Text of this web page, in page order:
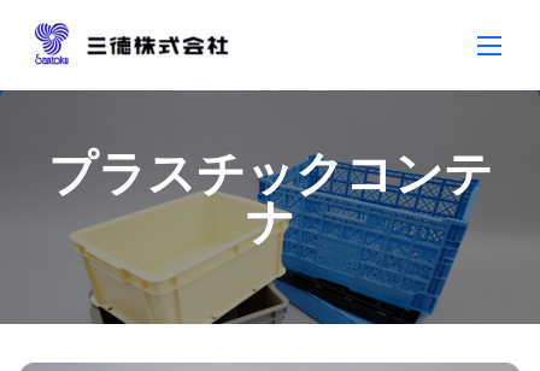
Skip
contentプラスチックコンテ
ナ